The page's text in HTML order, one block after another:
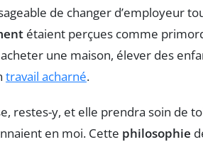
de changer d’employeur
étaient perçues comme
une maison, élever des
travail acharné.
restes-y, et elle prendra soin de
en moi. Cette philosophie